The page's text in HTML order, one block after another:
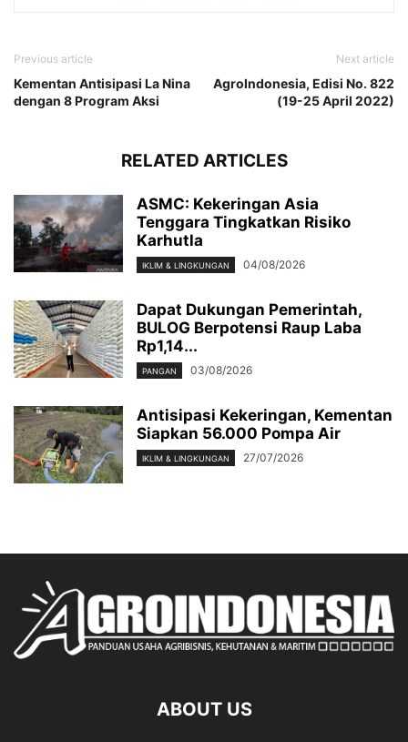
Previous article
Kementan Antisipasi La Nina
dengan 8 Program Aksi
Next article
AgroIndonesia, Edisi No. 822
(19-25 April 2022)
RELATED ARTICLES
ASMC: Kekeringan Asia
Tenggara Tingkatkan Risiko
Karhutla
IKLIM & LINGKUNGAN 04/08/2026
Dapat Dukungan Pemerintah,
BULOG Berpotensi Raup Laba
Rp1,14...
PANGAN 03/08/2026
Antisipasi Kekeringan, Kementan
Siapkan 56.000 Pompa Air
IKLIM & LINGKUNGAN 27/07/2026
ABOUT US